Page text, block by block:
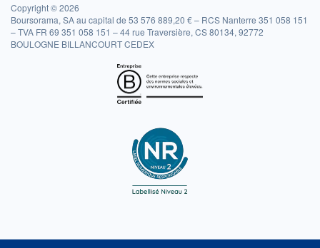
Copyright © 2026
Boursorama, SA au capital de 53 576 889,20 € – RCS Nanterre 351 058 151
– TVA FR 69 351 058 151 – 44 rue Traversière, CS 80134, 92772
BOULOGNE BILLANCOURT CEDEX